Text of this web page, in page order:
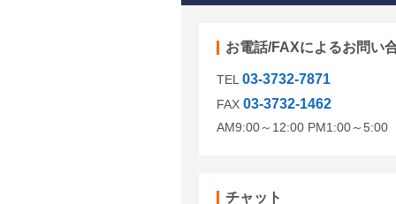
お電話/FAXによるお問い
TEL 03-3732-7871
FAX 03-3732-1462
AM9:00～12:00 PM1:00～5:00
チャット